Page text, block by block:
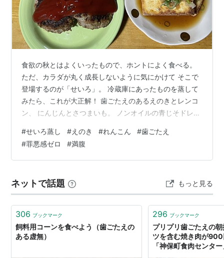
食欲の秋とはよくいったもので、ホントによく食べる。
ただ、カラダが丸く成長しないように気にかけて そこで
登場するのが「せいろ」。 冷蔵庫にあったものを蒸して
みたら、これが大正解！ 歯ごたえのあるえのきとレンコ
ン、 にんじんとさつまいも。 ノンオイルの青じそドレッ
い！ しばらく“せいろ蒸し生活”、続けてみます。 「次は
何を蒸そうかな？」 なんてワクワク感出してるけど きっ
と……たぶん……いや、絶対に、 同じ食材を蒸し続ける気
ング参加中雑談・日記を書きたい人のグループ ランキン
グ参加中【公式…
#せいろ蒸し #えのき #れんこん #歯ごたえ
#罪悪感ゼロ #満腹
ネットで話題 もっと見る
306 ブックマーク
飼料用コーンを食べよう（歯ごたえの
ある虚無）
296 ブックマーク
プリプリ歯ごたえの
ツを含む焼き肉が
「神保町食肉センタ